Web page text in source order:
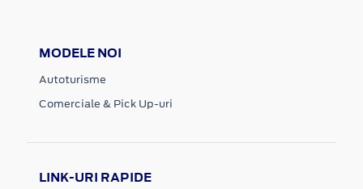
MODELE NOI
Autoturisme
Comerciale & Pick Up-uri
LINK-URI RAPIDE